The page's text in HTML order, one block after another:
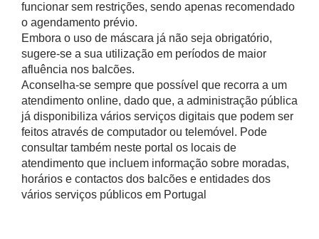
funcionar sem restrições, sendo apenas recomendado
o agendamento prévio.
Embora o uso de máscara já não seja obrigatório,
sugere-se a sua utilização em períodos de maior
afluência nos balcões.
Aconselha-se sempre que possível que recorra a um
atendimento online, dado que, a administração pública
já disponibiliza vários serviços digitais que podem ser
feitos através de computador ou telemóvel. Pode
consultar também neste portal os locais de
atendimento que incluem informação sobre moradas,
horários e contactos dos balcões e entidades dos
vários serviços públicos em Portugal